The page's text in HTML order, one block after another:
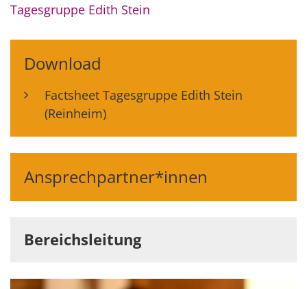
Tagesgruppe Edith Stein
Download
Factsheet Tagesgruppe Edith Stein
(Reinheim)
Ansprechpartner*innen
Bereichsleitung